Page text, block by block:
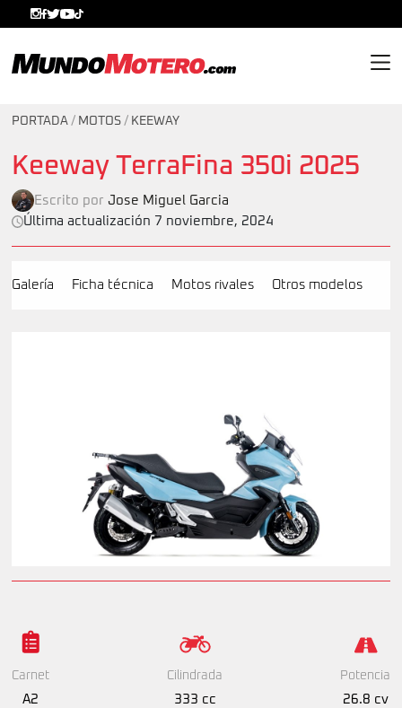
PORTADA / MOTOS / KEEWAY
Keeway TerraFina 350i 2025
Escrito por Jose Miguel Garcia
Última actualización 7 noviembre, 2024
Galería Ficha técnica Motos rivales Otros modelos
Carnet
A2
Cilindrada
333 cc
Potencia
26.8 cv